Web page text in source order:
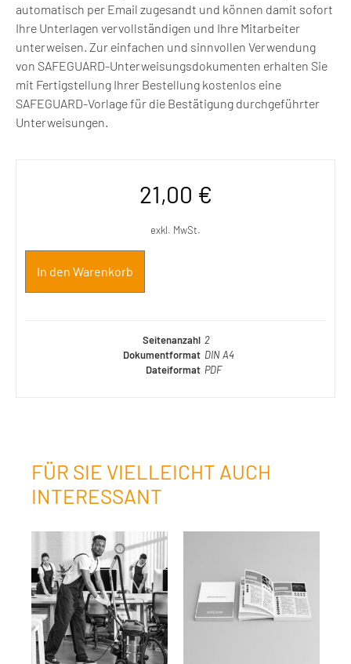
automatisch per Email zugesandt und können damit sofort
Ihre Unterlagen vervollständigen und Ihre Mitarbeiter
unterweisen. Zur einfachen und sinnvollen Verwendung
von SAFEGUARD-Unterweisungsdokumenten erhalten Sie
mit Fertigstellung Ihrer Bestellung kostenlos eine
SAFEGUARD-Vorlage für die Bestätigung durchgeführter
Unterweisungen.
21,00 €
exkl. MwSt.
In den Warenkorb
Seitenanzahl 2
Dokumentformat DIN A4
Dateiformat PDF
FÜR SIE VIELLEICHT AUCH
INTERESSANT